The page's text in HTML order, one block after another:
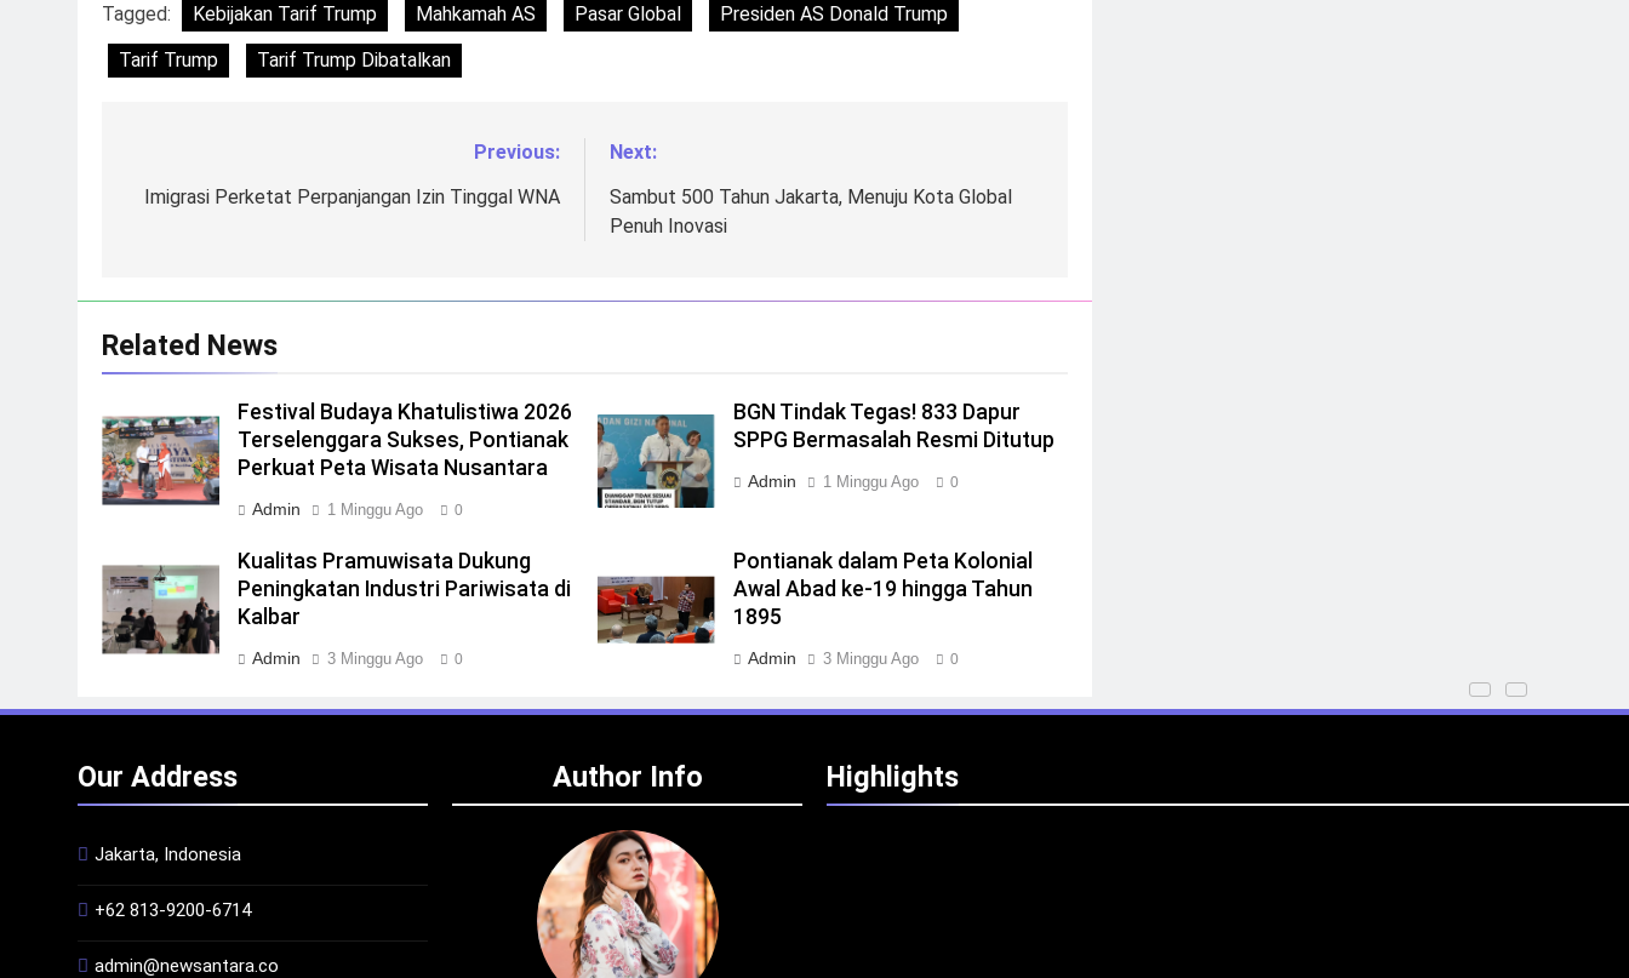
Tagged: Kebijakan Tarif Trump Mahkamah AS Pasar Global
Presiden AS Donald Trump
Tarif Trump
Tarif Trump Dibatalkan
pos
Previous:
Imigrasi Perketat Perpanjangan Izin Tinggal WNA
Next:
Sambut 500 Tahun Jakarta, Menuju Kota Global
Penuh Inovasi
Related News
Festival Budaya Khatulistiwa 2026
Terselenggara Sukses, Pontianak
Perkuat Peta Wisata Nusantara
Admin 1 Minggu Ago 0
BGN Tindak Tegas! 833 Dapur
SPPG Bermasalah Resmi Ditutup
Admin 1 Minggu Ago 0
Kualitas Pramuwisata Dukung
Peningkatan Industri Pariwisata di
Kalbar
Admin 3 Minggu Ago 0
Pontianak dalam Peta Kolonial
Awal Abad ke-19 hingga Tahun
1895
Admin 3 Minggu Ago 0
Our Address
Jakarta, Indonesia
+62 813-9200-6714
admin@newsantara.co
Author Info Highlights